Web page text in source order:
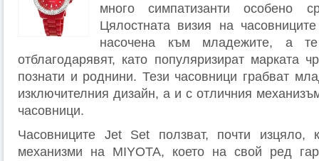
много симпатизанти особено
Цялостната визия на
насочена към младежите, а
отблагодарявят, като популяризират марката
познати и роднини. Тези часовници грабват
изключителния дизайн, а и с отличния
часовници.
Часовниците Jet Set ползват, почти изцяло,
механизми на MIYOTA, което на свой ред